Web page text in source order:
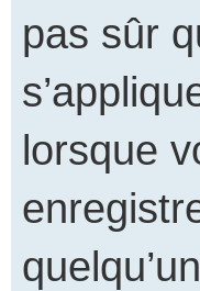
pas sûr
lorsque